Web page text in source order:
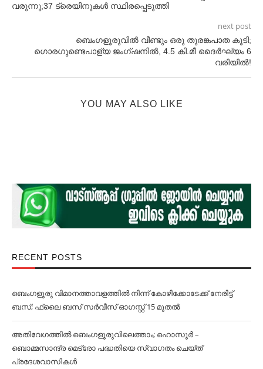
വരുന്നു;37 ട്രെയിനുകള്‍ സ്ഥിരപ്പെടുത്തി
next post
ബെംഗളൂരുവില്‍ വീണ്ടും ഒരു തുരങ്കപാത കൂടി;
ഗൊരഗുണ്ടെപാള്യ ജംഗ്ഷനില്‍, 4.5 കി.മീ ദൈര്‍ഘ്യം 6
വരിയില്‍!
YOU MAY ALSO LIKE
RECENT POSTS
ബെംഗളൂരു വിമാനത്താവളത്തില്‍ നിന്ന് കോഴിക്കോടേക്ക് നേരിട്ട്
ബസ്; ഫ്ലൈ ബസ് സര്‍വീസ് ഓഗസ്റ്റ് 15 മുതല്‍
അതിവേഗത്തില്‍ ബെംഗളൂരുവിലെത്താം; ഹൊസൂര്‍ –
ബൊമ്മസാന്ദ്ര മെട്രോ പദ്ധതിയെ സ്വാഗതം ചെയ്ത്
പ്രദേശവാസികള്‍